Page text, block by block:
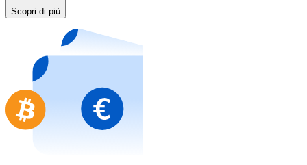
Acquista gift card dei tuoi marchi preferiti con
Vai al negozio di carte regalo
Scopri di più